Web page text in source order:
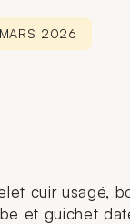
2026
cuir usagé,
et guichet